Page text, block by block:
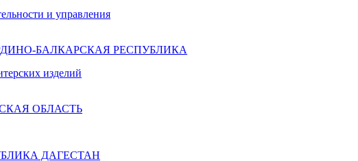
и управления
БАЛКАРСКАЯ РЕСПУБЛИКА
изделий
ОБЛАСТЬ
ДАГЕСТАН